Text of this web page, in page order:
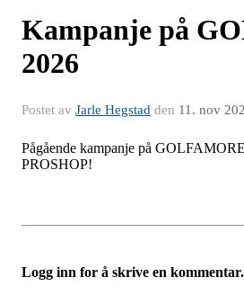
Kampanje på
2026
Postet av Jarle Hegstad den 11. nov
Pågående kampanje på
PROSHOP!
Logg inn for å skrive en kommentar.